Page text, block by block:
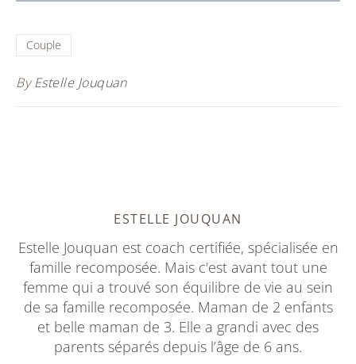
Couple
ByEstelle Jouquan
ESTELLE JOUQUAN
Estelle Jouquan est coach certifiée, spécialisée en
famille recomposée. Mais c'est avant tout une
femme qui a trouvé son équilibre de vie au sein
de sa famille recomposée. Maman de 2 enfants
et belle maman de 3. Elle a grandi avec des
parents séparés depuis l’âge de 6 ans.